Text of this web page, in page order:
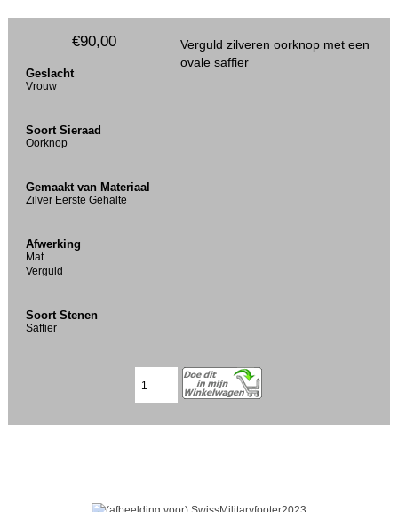
Verguld zilveren oorknop met een
ovale saffier
€90,00
Geslacht
Vrouw
Soort Sieraad
Oorknop
Gemaakt van Materiaal
Zilver Eerste Gehalte
Afwerking
Mat
Verguld
Soort Stenen
Saffier